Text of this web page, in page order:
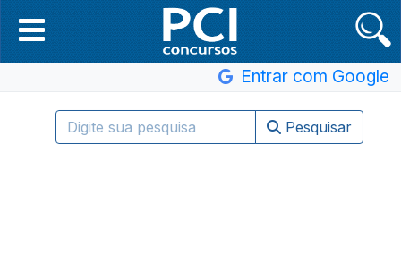
Entrar com Google
Pesquisar